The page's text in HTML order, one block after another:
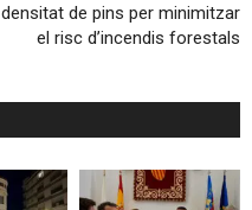
densitat de pins per minimitzar
el risc d’incendis forestals